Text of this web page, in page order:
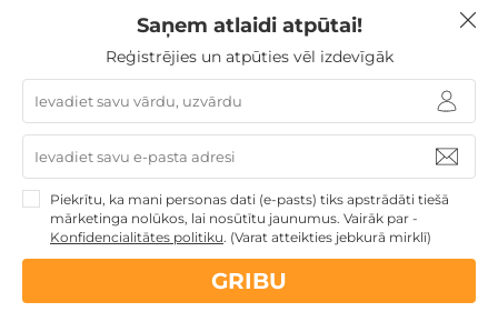
Mercure Riga Centre Hotel? Cikos brokastis tiek
Viesnīcā tiek pasniegtas bufetes veida brokastis ar
konditorejas izstrādājumiem, svaigi pagatavotu
kafiju, tēju un sulu. Brokastu servēšanas laiks: I-VII
7.00-10.00.
Vai pie viesnīcas Mercure Riga Centre Hotel ir
pieejama autostāvvieta?
Saņem atlaidi atpūtai!
Reģistrējies un atpūties vēl izdevīgāk
Piekrītu, ka mani personas dati (e-pasts) tiks apstrādāti tiešā
mārketinga nolūkos, lai nosūtītu jaunumus. Vairāk par -
Konfidencialitātes politiku. (Varat atteikties jebkurā mirklī)
GRIBU